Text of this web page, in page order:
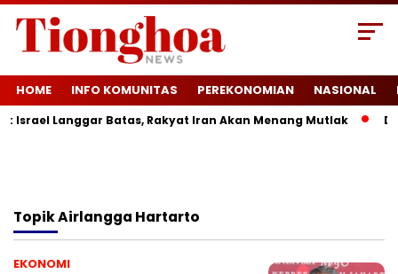
HOME INFO KOMUNITAS PEREKONOMIAN NASIONAL
Langgar Batas, Rakyat Iran Akan Menang Mutlak
TopikAirlangga Hartarto
EKONOMI